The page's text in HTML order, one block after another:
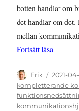
botten handlar om
det handlar om det.
mellan
Fortsätt läsa
Författare
Erik
den
2021-
kompletterande